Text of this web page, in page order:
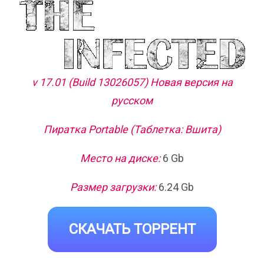
v 17.01 (Build 13026057) Новая версия на
русском
Пиратка Portable (Таблетка: Вшита)
Место на диске:6 Gb
Размер загрузки:6.24 Gb
СКАЧАТЬ ТОРРЕНТ